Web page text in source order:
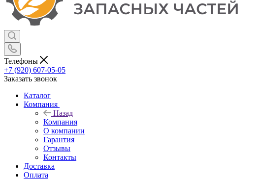
Телефоны
+7 (920) 607-05-05
Заказать звонок
Каталог
Компания
Назад
Компания
О компании
Гарантия
Отзывы
Контакты
Доставка
Оплата